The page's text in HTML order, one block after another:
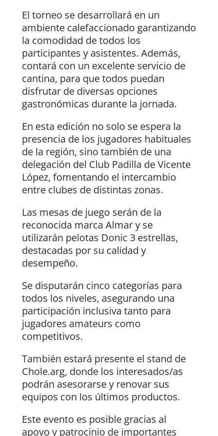
El torneo se desarrollará en un
ambiente calefaccionado garantizando
la comodidad de todos los
participantes y asistentes. Además,
contará con un excelente servicio de
cantina, para que todos puedan
disfrutar de diversas opciones
gastronómicas durante la jornada.
En esta edición no solo se espera la
presencia de los jugadores habituales
de la región, sino también de una
delegación del Club Padilla de Vicente
López, fomentando el intercambio
entre clubes de distintas zonas.
Las mesas de juego serán de la
reconocida marca Almar y se
utilizarán pelotas Donic 3 estrellas,
destacadas por su calidad y
desempeño.
Se disputarán cinco categorías para
todos los niveles, asegurando una
participación inclusiva tanto para
jugadores amateurs como
competitivos.
También estará presente el stand de
Chole.arg, donde los interesados/as
podrán asesorarse y renovar sus
equipos con los últimos productos.
Este evento es posible gracias al
apoyo y patrocinio de importantes